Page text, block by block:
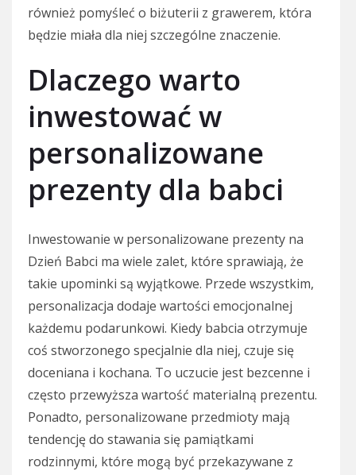
również pomyśleć o biżuterii z grawerem, która
będzie miała dla niej szczególne znaczenie.
Dlaczego warto
inwestować w
personalizowane
prezenty dla babci
Inwestowanie w personalizowane prezenty na
Dzień Babci ma wiele zalet, które sprawiają, że
takie upominki są wyjątkowe. Przede wszystkim,
personalizacja dodaje wartości emocjonalnej
każdemu podarunkowi. Kiedy babcia otrzymuje
coś stworzonego specjalnie dla niej, czuje się
doceniana i kochana. To uczucie jest bezcenne i
często przewyższa wartość materialną prezentu.
Ponadto, personalizowane przedmioty mają
tendencję do stawania się pamiątkami
rodzinnymi, które mogą być przekazywane z